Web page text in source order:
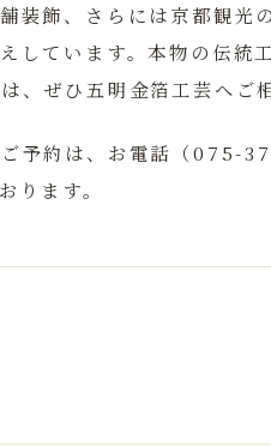
装飾、さらには京都観光
しています。本物の伝統
、ぜひ五明金箔工芸へご
予約は、お電話（075-
ります。